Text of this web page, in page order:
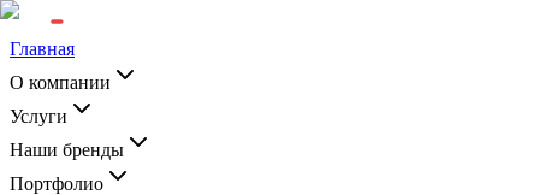
Главная
О компании
Услуги
Наши бренды
Портфолио